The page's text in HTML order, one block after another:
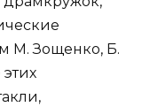
М. Зощенко, Б.